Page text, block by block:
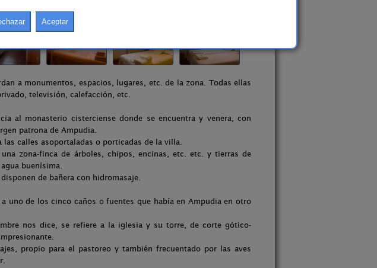
a monumentos, espacios, lugares, etc. de la zona. Todas ellas
televisión, calefacción, etc.
al monasterio cisterciense donde se encuentra y venera, con
patrona de Ampudia.
las calles asoportaladas o porticadas de la villa.
zona-finca de árboles, chipos, encinas, etc. etc. y tierras de
buenísima.
de bañera con hidromasaje.
uno de los cinco caños o fuentes que había en Ampudia en otro
nos dice, se refiere a la iglesia y su torre, de corte gótico-
propio para el pastoreo y también frecuentado por las aves